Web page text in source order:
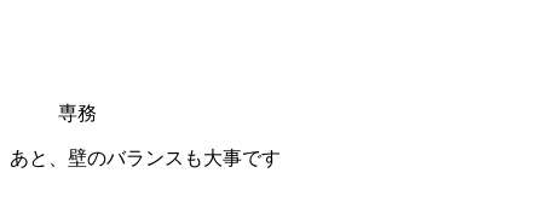
専務
あと、壁のバランスも大事です